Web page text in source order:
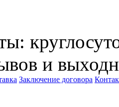
и
Заключение договора